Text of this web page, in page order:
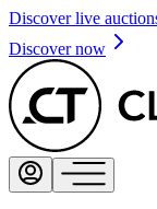
Discover live
Discover now